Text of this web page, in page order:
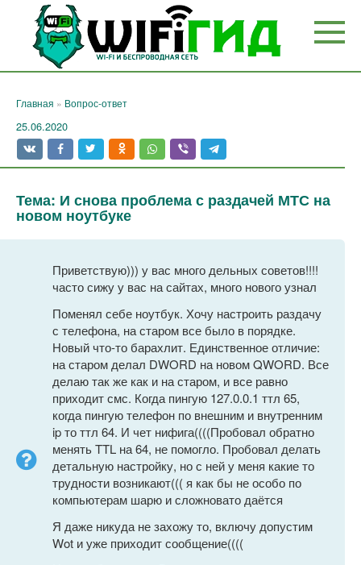
Перейти
контенту
Главная » Вопрос-ответ
25.06.2020
Тема: И снова проблема с раздачей МТС на
новом ноутбуке
Приветствую))) у вас много дельных советов!!!!
часто сижу у вас на сайтах, много нового узнал
Поменял себе ноутбук. Хочу настроить раздачу
с телефона, на старом все было в порядке.
Новый что-то барахлит. Единственное отличие:
на старом делал DWORD на новом QWORD. Все
делаю так же как и на старом, и все равно
приходит смс. Когда пингую 127.0.0.1 ттл 65,
когда пингую телефон по внешним и внутренним
ip то ттл 64. И чет нифига((((Пробовал обратно
менять TTL на 64, не помогло. Пробовал делать
детальную настройку, но с ней у меня какие то
трудности возникают((( я как бы не особо по
компьютерам шарю и сложновато даётся
Я даже никуда не захожу то, включу допустим
Wot и уже приходит сообщение((((